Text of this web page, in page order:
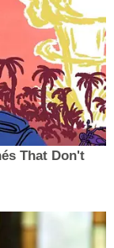
That Don't